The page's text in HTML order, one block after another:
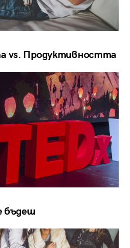
vs. Продуктивността
бъдеш